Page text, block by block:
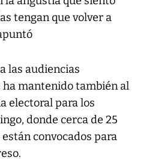
tengan que volver a
las audiencias
mantenido también al
electoral para los
donde cerca de 25
convocados para